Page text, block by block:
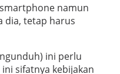
namun
dia, tetap harus
ini perlu
sifatnya kebijakan